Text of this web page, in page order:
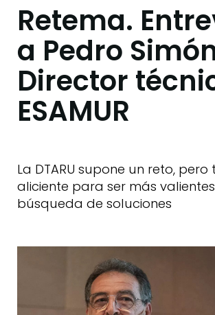
Retema.
a Pedro
Director
ESAMUR
La DTARU supone un reto,
aliciente para ser más
búsqueda de soluciones